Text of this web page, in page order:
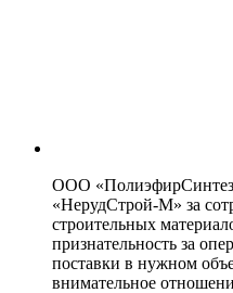
ООО
«НерудСтрой-М» за
строительных
признательность за
поставки в нужном
внимательное